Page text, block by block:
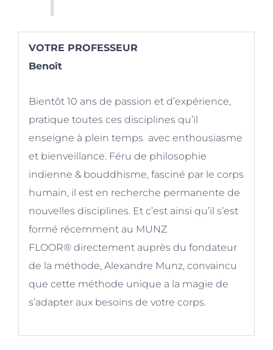
VOTRE PROFESSEUR
Benoît
Bientôt 10 ans de passion et d’expérience,
pratique toutes ces disciplines qu’il
enseigne à plein temps avec enthousiasme
et bienveillance. Féru de philosophie
indienne & bouddhisme, fasciné par le corps
humain, il est en recherche permanente de
nouvelles disciplines. Et c’est ainsi qu’il s’est
formé récemment au MUNZ
FLOOR® directement auprès du fondateur
de la méthode, Alexandre Munz, convaincu
que cette méthode unique a la magie de
s’adapter aux besoins de votre corps.